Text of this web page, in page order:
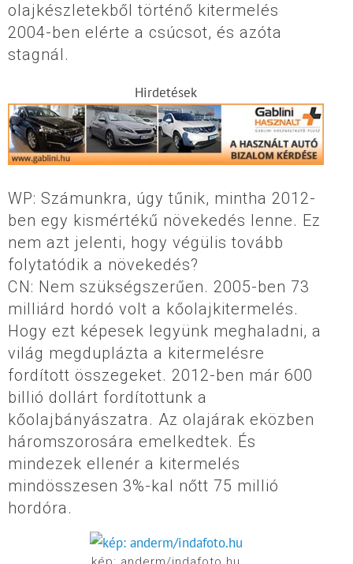
olajkészletekből történő kitermelés
2004-ben elérte a csúcsot, és azóta
stagnál.
Hirdetések
WP: Számunkra, úgy tűnik, mintha 2012-
ben egy kismértékű növekedés lenne. Ez
nem azt jelenti, hogy végülis tovább
folytatódik a növekedés?
CN: Nem szükségszerűen. 2005-ben 73
milliárd hordó volt a kőolajkitermelés.
Hogy ezt képesek legyünk meghaladni, a
világ megduplázta a kitermelésre
fordított összegeket. 2012-ben már 600
billió dollárt fordítottunk a
kőolajbányászatra. Az olajárak eközben
háromszorosára emelkedtek. És
mindezek ellenér a kitermelés
mindösszesen 3%-kal nőtt 75 millió
hordóra.